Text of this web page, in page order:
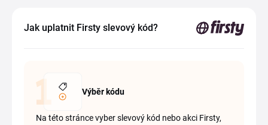
Jak uplatnit Firsty slevový kód?
Výběr kódu
Na této stránce vyber slevový kód nebo akci Firsty,